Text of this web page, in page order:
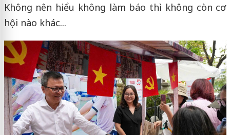
Không nên hiểu không làm báo thì không còn cơ
hội nào khác...